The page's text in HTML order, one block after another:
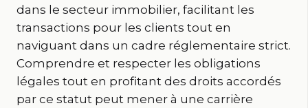
dans le secteur immobilier, facilitant les
transactions pour les clients tout en
naviguant dans un cadre réglementaire strict.
Comprendre et respecter les obligations
légales tout en profitant des droits accordés
par ce statut peut mener à une carrière